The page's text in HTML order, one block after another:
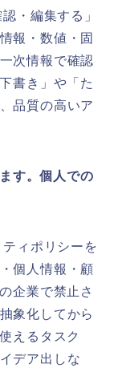
・編集する」
報・数値・固
次情報で確認
書き」や「た
品質の高いア
す。個人での
ィポリシーを
個人情報・顧
企業で禁止さ
象化してから
えるタスク
デア出しな